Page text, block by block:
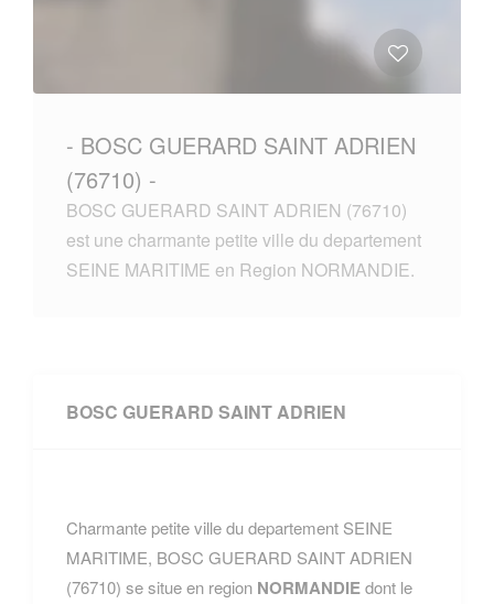
- BOSC GUERARD SAINT ADRIEN
(76710) -
BOSC GUERARD SAINT ADRIEN (76710)
est une charmante petite ville du departement
SEINE MARITIME en Region NORMANDIE.
BOSC GUERARD SAINT ADRIEN
Charmante petite ville du departement SEINE
MARITIME, BOSC GUERARD SAINT ADRIEN
(76710) se situe en region NORMANDIEdont le